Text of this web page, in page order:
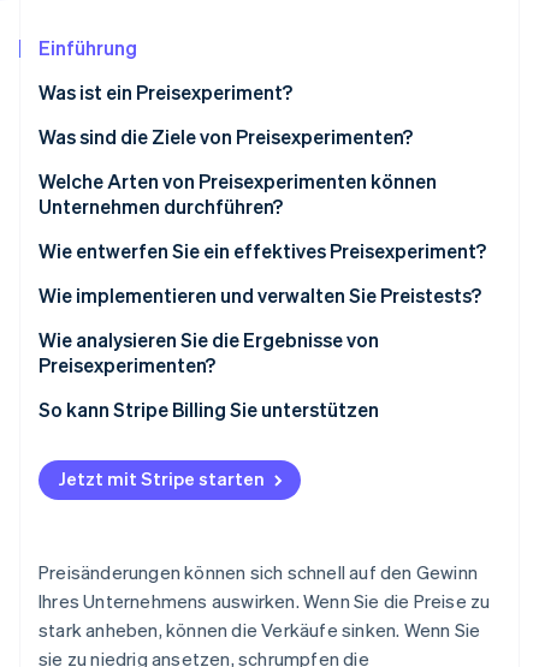
Atlas
Start-up-Gründung
Climate
Stripe-Sessions 2026
Erfahren Sie, wie Stripe Lösungen für die
Jetzt ansehen
Stripe App-Marktplatz
Einführung
Was ist ein Preisexperiment?
Was sind die Ziele von Preisexperimenten?
Einen effektiven Preis finden
Umsatz auswirken
Blick auf die Empfindlichkeit der Segmente
Probieren Sie neue Modelle aus
Überwachen der Kundenbindung
Welche Arten von Preisexperimenten können
Unternehmen durchführen?
Wie entwerfen Sie ein effektives Preisexperiment?
Durchdachte Formulierung der Frage
Auswahl einer Variable
Kontroll- und Testgruppen einrichten
Metriken im Voraus definieren
Verwendung eines Leistungsrechners
Überprüfen Ihrer Infrastruktur
Wie implementieren und verwalten Sie Preistests?
Wie analysieren Sie die Ergebnisse von
Preisexperimenten?
Beginnen Sie mit der relevanten Bedeutung
Schauen Sie sich die Kernmetriken zusammen an
Segmentieren Sie die Daten
Übersetzen Sie die Ergebnisse in Auswirkungen auf
das Unternehmen
Entscheiden, dann dokumentieren
So kann Stripe Billing Sie unterstützen
Jetzt mit Stripe starten
Preisänderungen können sich schnell auf den Gewinn
Ihres Unternehmens auswirken. Wenn Sie die Preise zu
stark anheben, können die Verkäufe sinken. Wenn Sie
sie zu niedrig ansetzen, schrumpfen die